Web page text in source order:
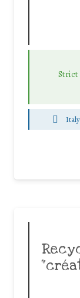
Strict
Italy